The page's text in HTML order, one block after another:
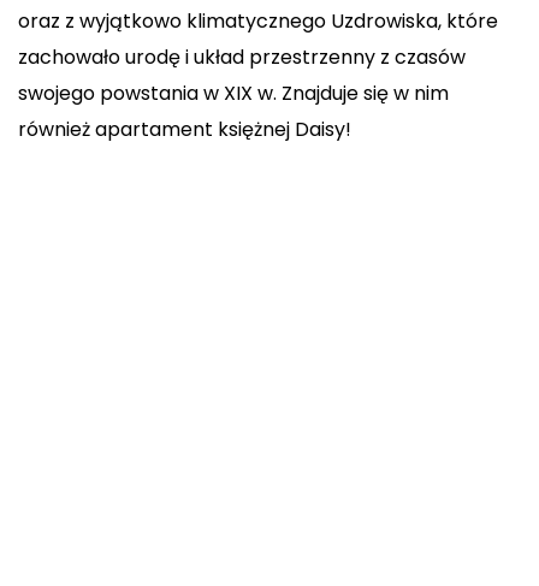
oraz z wyjątkowo klimatycznego Uzdrowiska, które
zachowało urodę i układ przestrzenny z czasów
swojego powstania w XIX w. Znajduje się w nim
również apartament księżnej Daisy!